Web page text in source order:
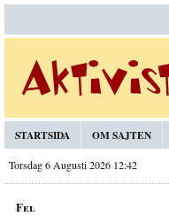
STARTSIDA OM SAJTEN
Torsdag 6 Augusti 2026 12:42
Fel